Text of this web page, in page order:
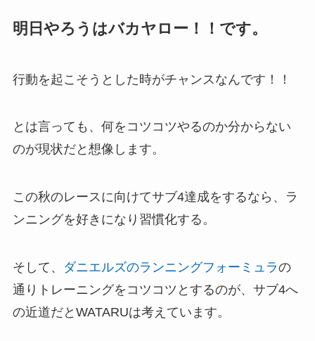
明日やろうはバカヤロー！！です。
行動を起こそうとした時がチャンスなんです！！
とは言っても、何をコツコツやるのか分からない
のが現状だと想像します。
この秋のレースに向けてサブ4達成をするなら、ラ
ンニングを好きになり習慣化する。
そして、 ダニエルズのランニングフォーミュラの
通りトレーニングをコツコツとするのが、サブ4へ
の近道だとWATARUは考えています。